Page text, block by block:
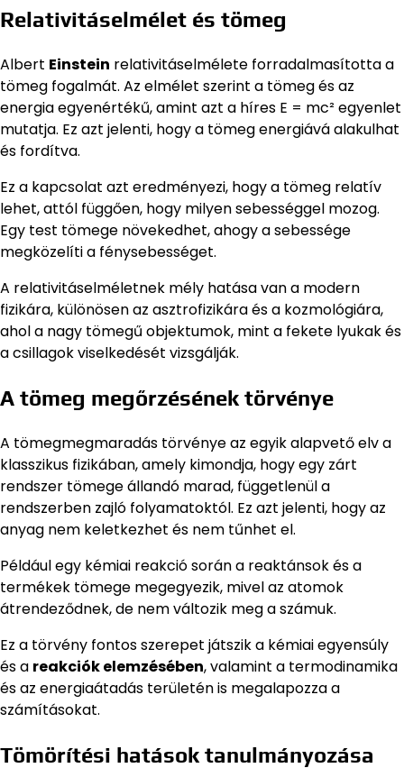
Relativitáselmélet és tömeg
Albert Einstein relativitáselmélete forradalmasította a
tömeg fogalmát. Az elmélet szerint a tömeg és az
energia egyenértékű, amint azt a híres E = mc² egyenlet
mutatja. Ez azt jelenti, hogy a tömeg energiává alakulhat
és fordítva.
Ez a kapcsolat azt eredményezi, hogy a tömeg relatív
lehet, attól függően, hogy milyen sebességgel mozog.
Egy test tömege növekedhet, ahogy a sebessége
megközelíti a fénysebességet.
A relativitáselméletnek mély hatása van a modern
fizikára, különösen az asztrofizikára és a kozmológiára,
ahol a nagy tömegű objektumok, mint a fekete lyukak és
a csillagok viselkedését vizsgálják.
A tömeg megőrzésének törvénye
A tömegmegmaradás törvénye az egyik alapvető elv a
klasszikus fizikában, amely kimondja, hogy egy zárt
rendszer tömege állandó marad, függetlenül a
rendszerben zajló folyamatoktól. Ez azt jelenti, hogy az
anyag nem keletkezhet és nem tűnhet el.
Például egy kémiai reakció során a reaktánsok és a
termékek tömege megegyezik, mivel az atomok
átrendeződnek, de nem változik meg a számuk.
Ez a törvény fontos szerepet játszik a kémiai egyensúly
és a reakciók elemzésében, valamint a termodinamika
és az energiaátadás területén is megalapozza a
számításokat.
Tömörítési hatások tanulmányozása